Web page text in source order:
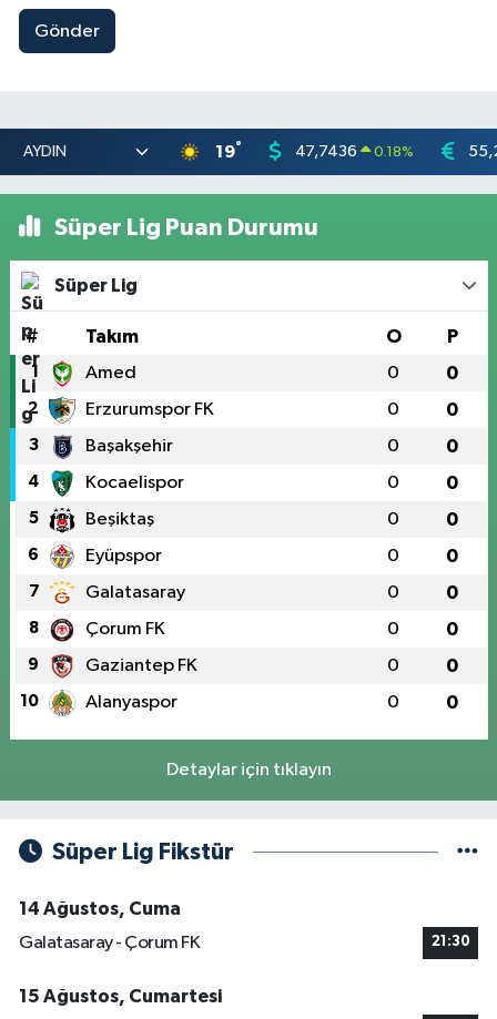
Gönder
19° 47,7436 0.18%
Süper Lig Puan Durumu
Süper Lig
# Takım O P
1 Amed 0 0
2 Erzurumspor FK 0 0
3 Başakşehir 0 0
4 Kocaelispor 0 0
5 Beşiktaş 0 0
6 Eyüpspor 0 0
7 Galatasaray 0 0
8 Çorum FK 0 0
9 Gaziantep FK 0 0
10 Alanyaspor 0 0
Detaylar için tıklayın
Süper Lig Fikstür
14 Ağustos, Cuma
Galatasaray - Çorum FK
21:30
15 Ağustos, Cumartesi